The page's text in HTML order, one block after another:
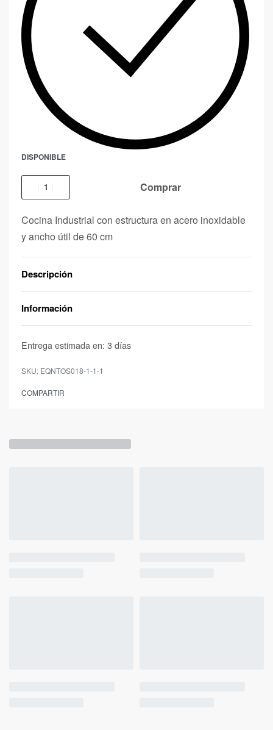
DISPONIBLE
Comprar
Cocina Industrial con estructura en acero inoxidable
y ancho útil de 60 cm
Descripción
Información
Entrega estimada en: 3 días
EQNTOS018-1-1-1
COMPARTIR